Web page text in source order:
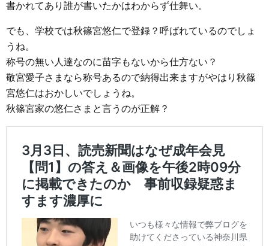
書かれてあり誰が書いたかはわからず仕舞い。
でも、学校では秋篠宮悠仁で登録？呼ばれているのでしょ
うね。
称号の無い人達なのに苗字もないから仕方ない？
敬宮愛子さまなら称号あるので納得出来ますがやはり秋篠
宮悠仁はおかしいでしょうね。
秋篠宮家の悠仁さまと言うのが正解？